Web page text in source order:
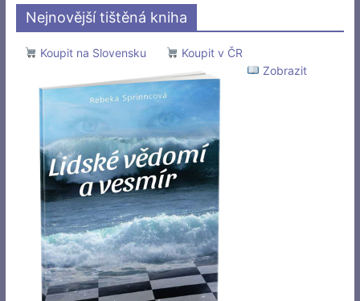
Nejnovější tištěná kniha
Koupit na Slovensku
Koupit v ČR
Zobrazit